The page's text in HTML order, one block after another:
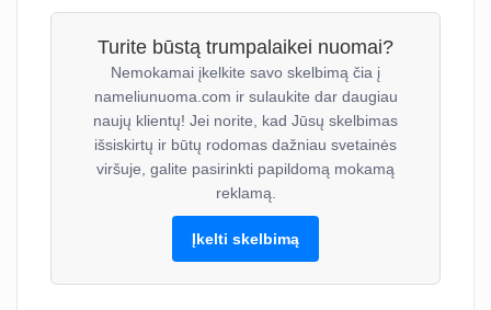
Turite būstą trumpalaikei nuomai?
Nemokamai įkelkite savo skelbimą čia į
nameliunuoma.com ir sulaukite dar daugiau
naujų klientų! Jei norite, kad Jūsų skelbimas
išsiskirtų ir būtų rodomas dažniau svetainės
viršuje, galite pasirinkti papildomą mokamą
reklamą.
Įkelti skelbimą